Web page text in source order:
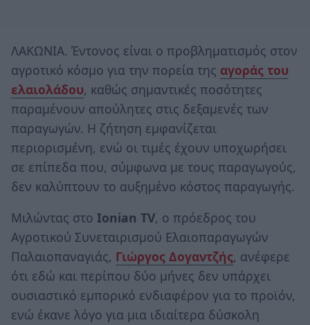
ΛΑΚΩΝΙΑ. Έντονος είναι ο προβληματισμός στον
αγροτικό κόσμο για την πορεία της αγοράς του
ελαιολάδου, καθώς σημαντικές ποσότητες
παραμένουν απούλητες στις δεξαμενές των
παραγωγών. Η ζήτηση εμφανίζεται
περιορισμένη, ενώ οι τιμές έχουν υποχωρήσει
σε επίπεδα που, σύμφωνα με τους παραγωγούς,
δεν καλύπτουν το αυξημένο κόστος παραγωγής.
Μιλώντας στο Ionian TV, ο πρόεδρος του
Αγροτικού Συνεταιρισμού Ελαιοπαραγωγών
Παλαιοπαναγιάς, Γιώργος Δογαντζής, ανέφερε
ότι εδώ και περίπου δύο μήνες δεν υπάρχει
ουσιαστικό εμπορικό ενδιαφέρον για το προϊόν,
ενώ έκανε λόγο για μια ιδιαίτερα δύσκολη